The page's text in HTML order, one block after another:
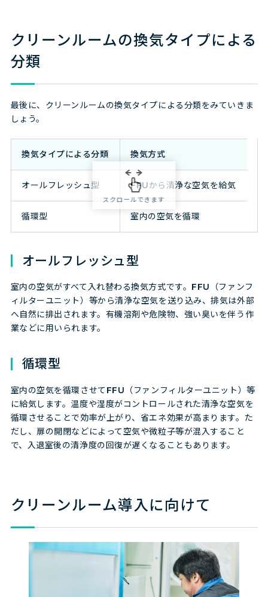
クリーンルームの換気タイプによる
分類
最後に、クリーンルームの換気タイプによる分類をみていきま
しょう。
換気タイプによる分類 換気方式
オールフレッシュ型 FFUから清浄な空気を給気
循環型 室内の空気を循環
オールフレッシュ型
室内の空気がすべて入れ替わる換気方式です。FFU（ファンフ
ィルターユニット）等から清浄な空気を送り込み、排気は外部
へ自然に排出されます。有機溶剤や危険物、強い臭いを伴う作
業などに用いられます。
循環型
室内の空気を循環させてFFU（ファンフィルターユニット）等
に給気します。温度や湿度がコントロールされた清浄な空気を
循環させることで効率が上がり、省エネ効果が高まります。た
だし、扉の開閉などによって空気や微粒子等が混入すること
で、入退室後の清浄度の回復が遅くなることもあります。
クリーンルーム導入に向けて